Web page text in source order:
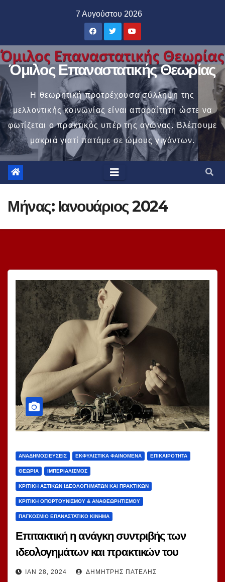
7 Αυγούστου 2026
Όμιλος Επαναστατικής Θεωρίας
Η θεωρητική προτρέχουσα σύλληψη της
μελλοντικής κοινωνίας είναι απαραίτητη ώστε να
φωτίζεται ο πρακτικός υπέρ της αγώνας. Βλέπουμε
μακριά γιατί πατάμε σε ώμους γιγάντων.
Μήνας: Ιανουάριος 2024
ΑΝΑΔΗΜΟΣΙΕΎΣΕΙΣ ΕΚΦΥΛΙΣΤΙΚΆ ΦΑΙΝΌΜΕΝΑ ΕΠΙΚΑΙΡΌΤΗΤΑ
ΘΕΩΡΊΑ ΙΜΠΕΡΙΑΛΙΣΜΌΣ
ΚΡΙΤΙΚΉ ΑΣΤΙΚΏΝ ΙΔΕΟΛΟΓΗΜΆΤΩΝ ΚΑΙ ΠΡΑΚΤΙΚΏΝ
ΚΡΙΤΙΚΉ ΟΠΟΡΤΟΥΝΙΣΜΟΎ & ΑΝΑΘΕΩΡΗΤΙΣΜΟΎ
ΠΑΓΚΌΣΜΙΟ ΕΠΑΝΑΣΤΑΤΙΚΌ ΚΊΝΗΜΑ
Επιτακτική η ανάγκη συντριβής των
ιδεολογημάτων και πρακτικών του
αστικού «δικαιωματισμού». Δ. Πατέλη.
ΙΑΝ 28, 2024 ΔΗΜΉΤΡΗΣ ΠΑΤΈΛΗΣ